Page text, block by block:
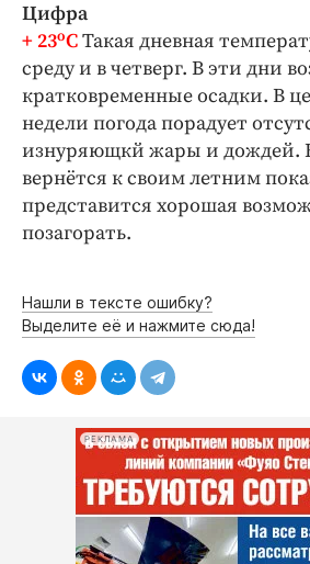
Цифра
+ 23оСТакая дневная
среду и в четверг. В эти дни
кратковременные осадки. В
недели погода порадует
изнуряющкй жары и дождей.
вернётся к своим летним
представится хорошая
позагорать.
Нашли в тексте ошибку?
Выделите её и нажмите сюда!
РЕКЛАМА